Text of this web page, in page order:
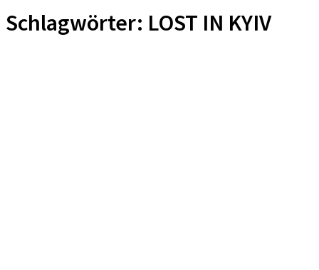
Schlagwörter: LOST IN KYIV